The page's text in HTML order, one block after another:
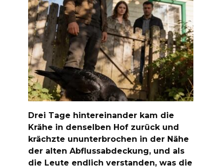
Drei Tage hintereinander kam die
Krähe in denselben Hof zurück und
krächzte ununterbrochen in der Nähe
der alten Abflussabdeckung, und als
die Leute endlich verstanden, was die